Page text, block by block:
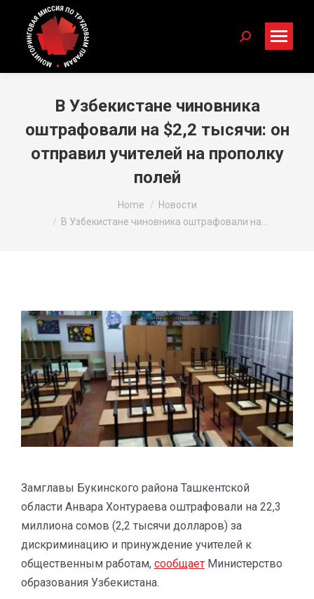
Search:
В Узбекистане чиновника
оштрафовали на $2,2 тысячи: он
отправил учителей на прополку
полей
Home
Новости
В Узбекистане чиновника оштрафовали на…
Замглавы Букинского района Ташкентской
области Анвара Хонтураева оштрафовали на 22,3
миллиона сомов (2,2 тысячи долларов) за
дискриминацию и принуждение учителей к
общественным работам, сообщает Министерство
образования Узбекистана.